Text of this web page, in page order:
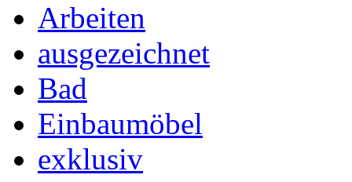
Arbeiten
ausgezeichnet
Bad
Einbaumöbel
exklusiv